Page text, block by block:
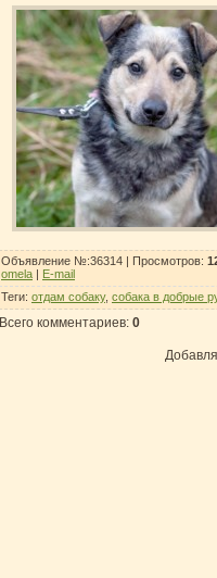
Объявление №:36314 | Просмотров:
omela | E-mail
Теги: отдам собаку, собака в добрые
Всего комментариев: 0